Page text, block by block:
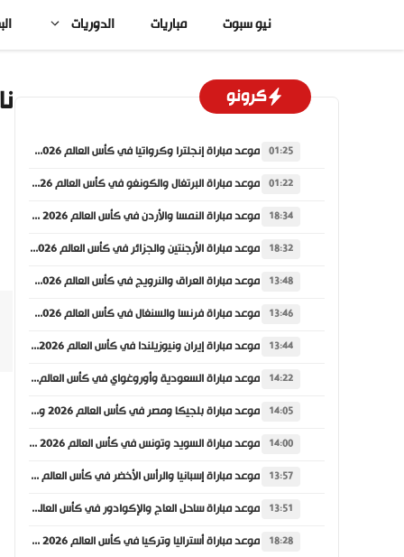
المحتوى
نيو سبوت مباريات الدوريات
كرونو
01:25 موعد مباراة إنجلترا وكرواتيا في كأس العالم 2026 والقنوات الناقلة
01:22 موعد مباراة البرتغال والكونغو في كأس العالم 2026 والقنوات الناقلة
18:34 موعد مباراة النمسا والأردن في كأس العالم 2026 والقنوات الناقلة
18:32 موعد مباراة الأرجنتين والجزائر في كأس العالم 2026 والقنوات الناقلة
13:48 موعد مباراة العراق والنرويج في كأس العالم 2026 والقنوات الناقلة
13:46 موعد مباراة فرنسا والسنغال في كأس العالم 2026 والقنوات الناقلة
13:44 موعد مباراة إيران ونيوزيلندا في كأس العالم 2026 والقنوات الناقلة
14:22 موعد مباراة السعودية وأوروغواي في كأس العالم 2026 والقنوات الناقلة
14:05 موعد مباراة بلجيكا ومصر في كأس العالم 2026 والقنوات الناقلة
14:00 موعد مباراة السويد وتونس في كأس العالم 2026 والقنوات الناقلة
13:57 موعد مباراة إسبانيا والرأس الأخضر في كأس العالم 2026 والقنوات الناقلة
13:51 موعد مباراة ساحل العاج والإكوادور في كأس العالم 2026 والقنوات الناقلة
18:28 موعد مباراة أستراليا وتركيا في كأس العالم 2026 والقنوات الناقلة